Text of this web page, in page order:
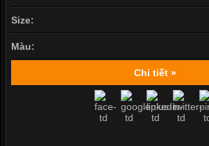
Size:
Màu:
Chi tiết »